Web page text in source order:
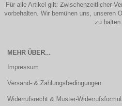
Für alle Artikel gilt: Zwischenzeitlicher
vorbehalten. Wir bemühen uns, unseren
zu halten.
MEHR ÜBER...
Impressum
Versand- & Zahlungsbedingungen
Widerrufsrecht & Muster-